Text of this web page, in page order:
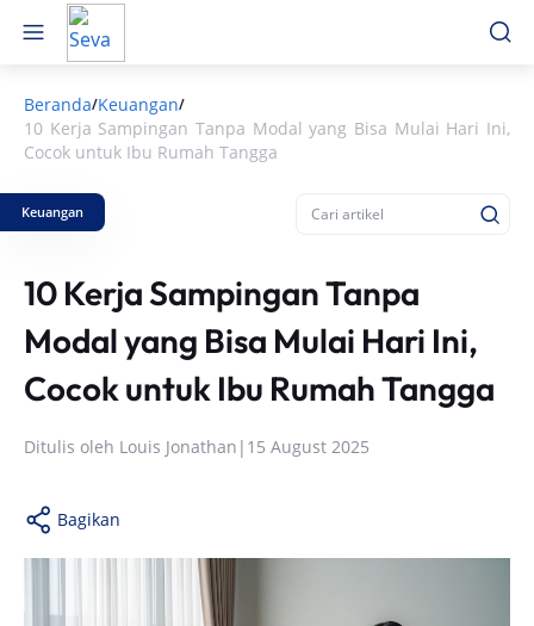
Beranda/Keuangan/
10 Kerja Sampingan Tanpa Modal yang Bisa Mulai Hari Ini,
Cocok untuk Ibu Rumah Tangga
Keuangan
10 Kerja Sampingan Tanpa
Modal yang Bisa Mulai Hari Ini,
Cocok untuk Ibu Rumah Tangga
Ditulis oleh Louis Jonathan | 15 August 2025
Bagikan